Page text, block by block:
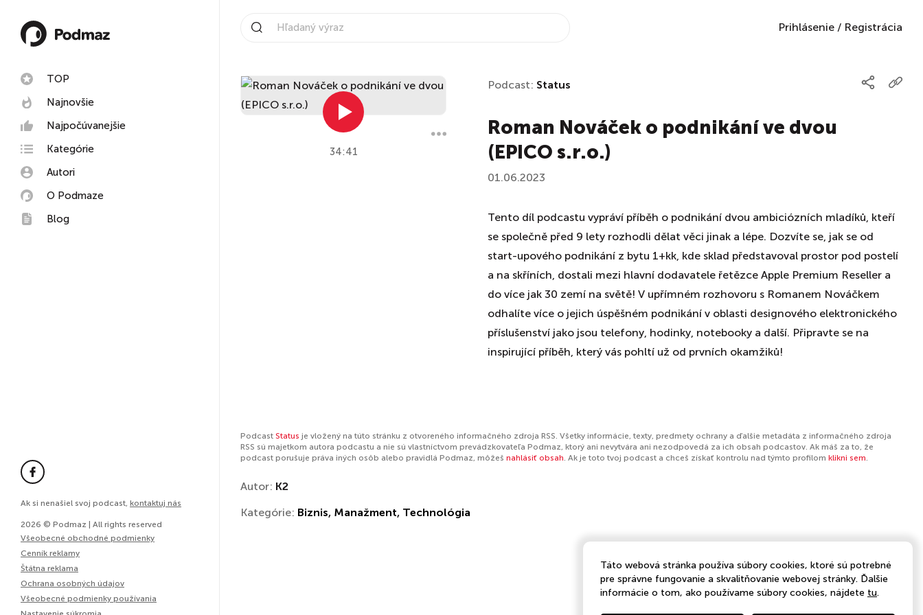
TOP
Najnovšie
Najpočúvanejšie
Kategórie
Autori
O Podmaze
Blog
Ak si nenašiel svoj podcast, kontaktuj nás
2026 © Podmaz | All rights reserved
Všeobecné obchodné podmienky
Cenník reklamy
Štátna reklama
Ochrana osobných údajov
Všeobecné podmienky používania
Prihlásenie / Registrácia
34:41
Podcast: Status
Roman Nováček o podnikání ve dvou
(EPICO s.r.o.)
01.06.2023
Tento díl podcastu vypráví příběh o podnikání dvou ambiciózních mladíků, kteří
se společně před 9 lety rozhodli dělat věci jinak a lépe. Dozvíte se, jak se od
start-upového podnikání z bytu 1+kk, kde sklad představoval prostor pod postelí
a na skříních, dostali mezi hlavní dodavatele řetězce Apple Premium Reseller a
do více jak 30 zemí na světě! V upřímném rozhovoru s Romanem Nováčkem
odhalíte více o jejich úspěšném podnikání v oblasti designového elektronického
příslušenství jako jsou telefony, hodinky, notebooky a další. Připravte se na
inspirující příběh, který vás pohltí už od prvních okamžiků!
Podcast Status je vložený na túto stránku z otvoreného informačného zdroja RSS. Všetky informácie, texty, predmety ochrany a ďalšie metadáta z informačného zdroja
RSS sú majetkom autora podcastu a nie sú vlastníctvom prevádzkovateľa Podmaz, ktorý ani nevytvára ani nezodpovedá za ich obsah podcastov. Ak máš za to, že
podcast porušuje práva iných osôb alebo pravidlá Podmaz, môžeš nahlásiť obsah. Ak je toto tvoj podcast a chceš získať kontrolu nad týmto profilom klikni sem.
Autor: K2
Kategórie: Biznis, Manažment, Technológia
Táto webová stránka používa súbory cookies, ktoré sú potrebné
pre správne fungovanie a skvalitňovanie webovej stránky. Ďalšie
informácie o tom, ako používame súbory cookies, nájdete tu.